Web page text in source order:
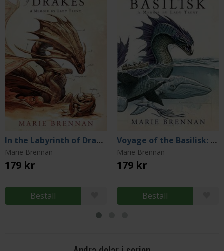
In the Labyrinth of Drakes: A Memoir by Lady Trent
Marie Brennan
179 kr
Beställ
Voyage of the Basilisk: A Memoir by Lady Trent
Marie Brennan
179 kr
Beställ